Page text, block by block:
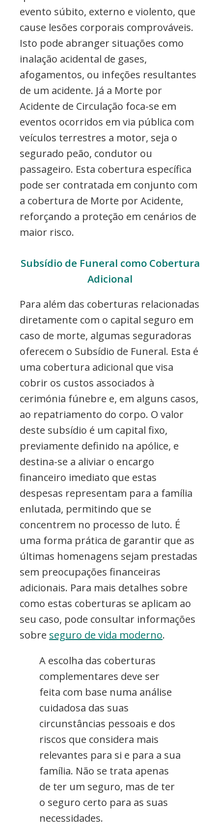
evento súbito, externo e violento, que
cause lesões corporais comprováveis.
Isto pode abranger situações como
inalação acidental de gases,
afogamentos, ou infeções resultantes
de um acidente. Já a Morte por
Acidente de Circulação foca-se em
eventos ocorridos em via pública com
veículos terrestres a motor, seja o
segurado peão, condutor ou
passageiro. Esta cobertura específica
pode ser contratada em conjunto com
a cobertura de Morte por Acidente,
reforçando a proteção em cenários de
maior risco.
Subsídio de Funeral como Cobertura
Adicional
Para além das coberturas relacionadas
diretamente com o capital seguro em
caso de morte, algumas seguradoras
oferecem o Subsídio de Funeral. Esta é
uma cobertura adicional que visa
cobrir os custos associados à
cerimónia fúnebre e, em alguns casos,
ao repatriamento do corpo. O valor
deste subsídio é um capital fixo,
previamente definido na apólice, e
destina-se a aliviar o encargo
financeiro imediato que estas
despesas representam para a família
enlutada, permitindo que se
concentrem no processo de luto. É
uma forma prática de garantir que as
últimas homenagens sejam prestadas
sem preocupações financeiras
adicionais. Para mais detalhes sobre
como estas coberturas se aplicam ao
seu caso, pode consultar informações
sobre seguro de vida moderno.
A escolha das coberturas
complementares deve ser
feita com base numa análise
cuidadosa das suas
circunstâncias pessoais e dos
riscos que considera mais
relevantes para si e para a sua
família. Não se trata apenas
de ter um seguro, mas de ter
o seguro certo para as suas
necessidades.